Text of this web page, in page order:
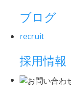
ブログ
recruit
採用情報